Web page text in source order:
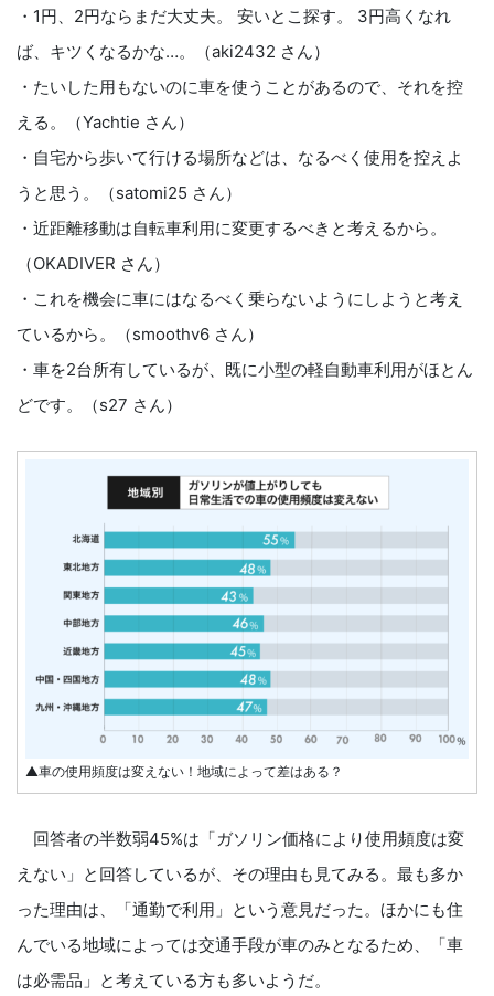
・1円、2円ならまだ大丈夫。 安いとこ探す。 3円高くなれ
ば、キツくなるかな…。（aki2432 さん）
・たいした用もないのに車を使うことがあるので、それを控
える。（Yachtie さん）
・自宅から歩いて行ける場所などは、なるべく使用を控えよ
うと思う。（satomi25 さん）
・近距離移動は自転車利用に変更するべきと考えるから。
（OKADIVER さん）
・これを機会に車にはなるべく乗らないようにしようと考え
ているから。（smoothv6 さん）
・車を2台所有しているが、既に小型の軽自動車利用がほとん
どです。（s27 さん）
▲車の使用頻度は変えない！地域によって差はある？
回答者の半数弱45%は「ガソリン価格により使用頻度は変
えない」と回答しているが、その理由も見てみる。最も多か
った理由は、「通勤で利用」という意見だった。ほかにも住
んでいる地域によっては交通手段が車のみとなるため、「車
は必需品」と考えている方も多いようだ。